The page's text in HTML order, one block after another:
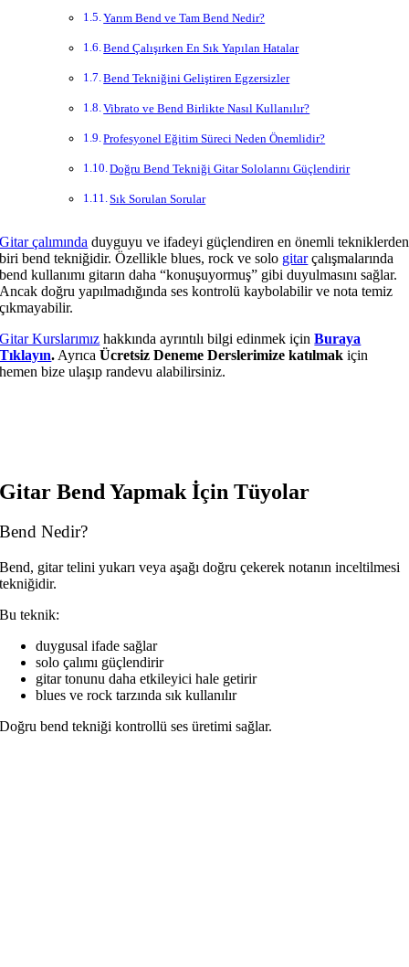
Yarım Bend ve Tam Bend Nedir?
Bend Çalışırken En Sık Yapılan Hatalar
Bend Tekniğini Geliştiren Egzersizler
Vibrato ve Bend Birlikte Nasıl Kullanılır?
Profesyonel Eğitim Süreci Neden Önemlidir?
Doğru Bend Tekniği Gitar Sololarını Güçlendirir
Sık Sorulan Sorular
Gitar çalımında duyguyu ve ifadeyi güçlendiren en önemli tekniklerden
biri bend tekniğidir. Özellikle blues, rock ve solo gitarçalışmalarında
bend kullanımı gitarın daha “konuşuyormuş” gibi duyulmasını sağlar.
Ancak doğru yapılmadığında ses kontrolü kaybolabilir ve nota temiz
çıkmayabilir.
Gitar Kurslarımız hakkında ayrıntılı bilgi edinmek içinBuraya
Tıklayın. AyrıcaÜcretsiz Deneme Derslerimize katılmak için
hemen bize ulaşıp randevu alabilirsiniz.
Gitar Bend Yapmak İçin Tüyolar
Bend Nedir?
Bend, gitar telini yukarı veya aşağı doğru çekerek notanın inceltilmesi
tekniğidir.
Bu teknik:
duygusal ifade sağlar
solo çalımı güçlendirir
gitar tonunu daha etkileyici hale getirir
blues ve rock tarzında sık kullanılır
Doğru bend tekniği kontrollü ses üretimi sağlar.